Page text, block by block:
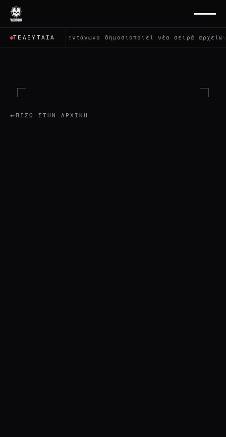
ΤΕΛΕΥΤΑΊΑ
✦ Το Πεντάγωνο δημοσιοποιεί νέα σειρά αρχείων
←ΠΊΣΩ ΣΤΗΝ ΑΡΧΙΚΉ